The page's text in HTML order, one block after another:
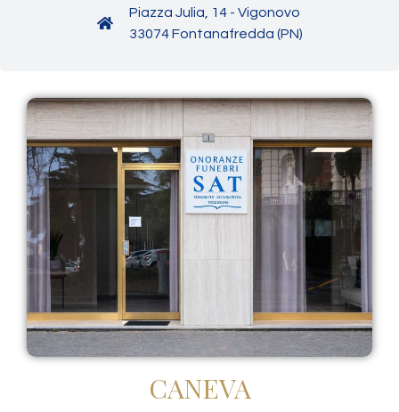
Piazza Julia, 14 - Vigonovo
33074 Fontanafredda (PN)
CANEVA